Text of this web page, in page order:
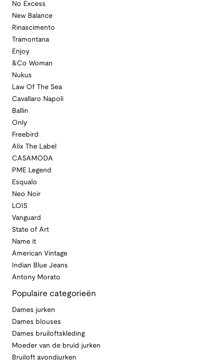
No Excess
New Balance
Rinascimento
Tramontana
Enjoy
&Co Woman
Nukus
Law Of The Sea
Cavallaro Napoli
Ballin
Only
Freebird
Alix The Label
CASAMODA
PME Legend
Esqualo
Neo Noir
LOIS
Vanguard
State of Art
Name it
American Vintage
Indian Blue Jeans
Antony Morato
Populaire categorieën
Dames jurken
Dames blouses
Dames bruiloftskleding
Moeder van de bruid jurken
Bruiloft avondjurken